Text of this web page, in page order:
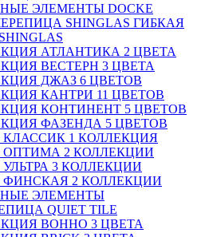
ЭЛЕМЕНТЫ DOCKE
ГИБКАЯ
АТЛАНТИКА 2 ЦВЕТА
ВЕСТЕРН 3 ЦВЕТА
ДЖАЗ 6 ЦВЕТОВ
КАНТРИ 11 ЦВЕТОВ
КОНТИНЕНТ 5 ЦВЕТОВ
ФАЗЕНДА 5 ЦВЕТОВ
КЛАССИК 1 КОЛЛЕКЦИЯ
ОПТИМА 2 КОЛЛЕКЦИИ
3 КОЛЛЕКЦИИ
ФИНСКАЯ 2 КОЛЛЕКЦИИ
ЭЛЕМЕНТЫ
QUIET TILE
BOHHO 3 ЦВЕТА